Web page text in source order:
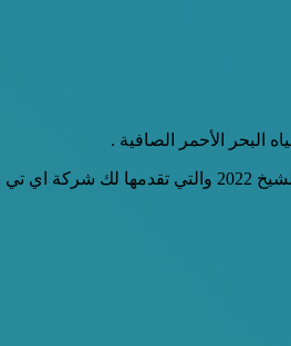
البحر الأحمر الصافية .
لذلك فهي وجهة رائعة لقضاء رحلة ممتعة سواء مع الأصدقاء أو أسرتك، وقد أعددنا لك اليوم